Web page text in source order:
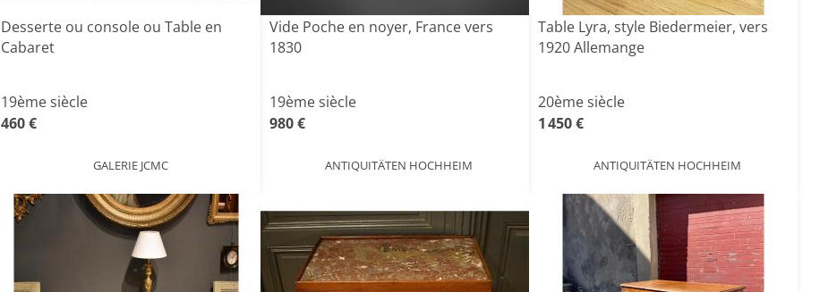
Desserte ou console ou Table en
Cabaret
19ème siècle
460 €
GALERIE JCMC
Vide Poche en noyer, France vers
1830
19ème siècle
980 €
ANTIQUITÄTEN HOCHHEIM
Table Lyra, style Biedermeier, vers
1920 Allemange
20ème siècle
1 450 €
ANTIQUITÄTEN HOCHHEIM